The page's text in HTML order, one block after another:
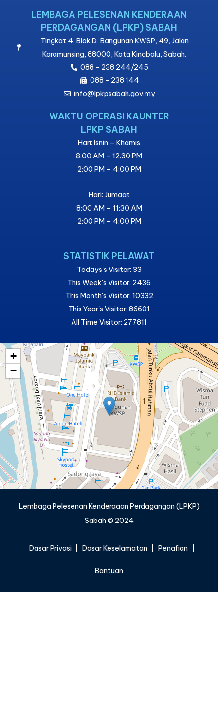
LEMBAGA PELESENAN KENDERAAN
PERDAGANGAN (LPKP) SABAH
Tingkat 4, Blok D, Bangunan KWSP, 49, Jalan
Karamunsing, 88000, Kota Kinabalu, Sabah.
088 - 238 244/245
088 - 238 144
info@lpkpsabah.gov.my
WAKTU OPERASI KAUNTER
LPKP SABAH
Hari: Isnin – Khamis
8:00 AM – 12:30 PM
2:00 PM – 4:00 PM
Hari: Jumaat
8:00 AM – 11:30 AM
2:00 PM – 4:00 PM
STATISTIK PELAWAT
Todays's Visitor: 33
This Week's Visitor: 2436
This Month's Visitor: 10332
This Year's Visitor: 86601
All Time Visitor: 277811
+
−
Lembaga Pelesenan Kenderaaan Perdagangan (LPKP)
Sabah © 2024
Dasar Privasi Dasar Keselamatan Penafian
Bantuan